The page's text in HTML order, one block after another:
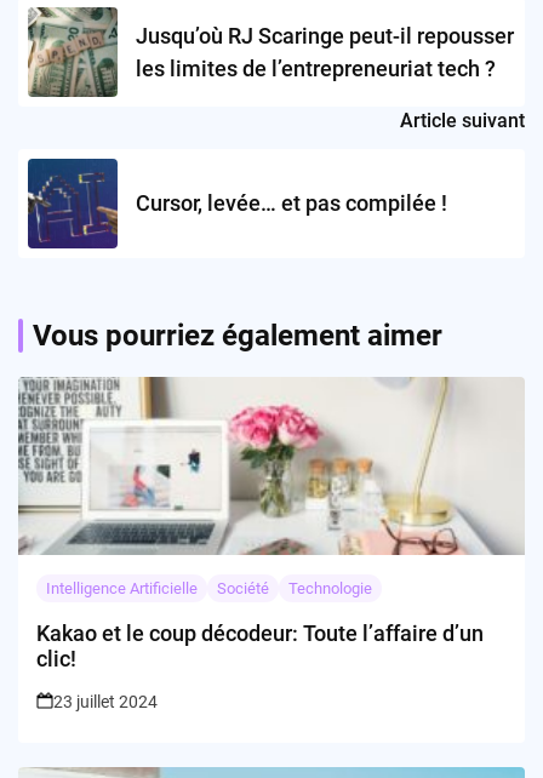
navigationJusqu’où RJ Scaringe peut-il repousser
les limites de l’entrepreneuriat tech ?
Article suivant
Cursor, levée… et pas compilée !
Vous pourriez également aimer
Intelligence Artificielle Société Technologie
Kakao et le coup décodeur: Toute l’affaire d’un
clic!
23 juillet 2024